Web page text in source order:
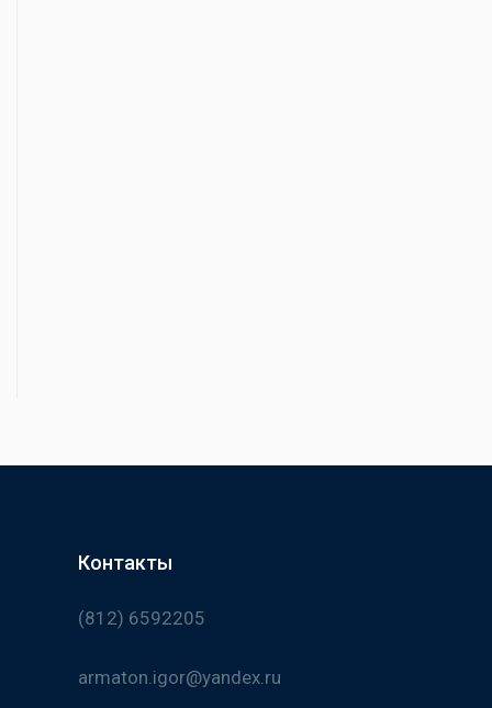
Контакты
(812) 6592205
armaton.igor@yandex.ru